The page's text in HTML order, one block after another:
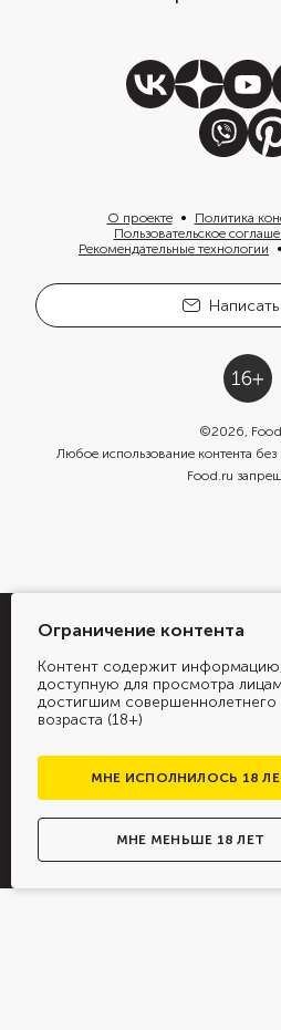
О проекте
Политика
Пользовательское
Рекомендательные технологии
©2026,
Любое использование контента
Food.ru
Ограничение контента
Контент содержит
доступную для просмотра
достигшим совершеннолетнего
возраста (18+)
МНЕ ИСПОЛНИЛОСЬ 18
МНЕ МЕНЬШЕ 18 ЛЕТ